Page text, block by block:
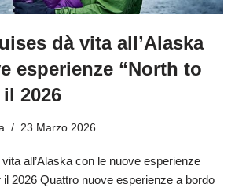
dà vita all’Alaska
esperienze “North to
2026
23 Marzo 2026
all’Alaska con le nuove esperienze
il 2026 Quattro nuove esperienze a bordo